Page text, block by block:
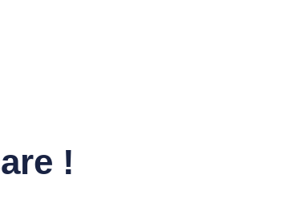
!